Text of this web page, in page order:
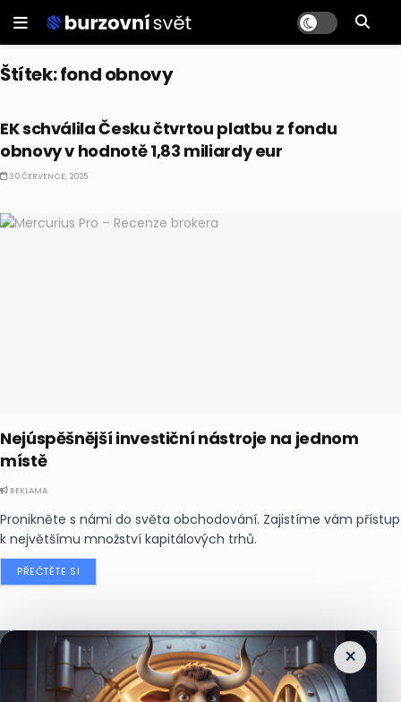
Štítek:fond obnovy
EK schválila Česku čtvrtou platbu z fondu
obnovy v hodnotě 1,83 miliardy eur
30 ČERVENCE, 2025
Nejúspěšnější investiční nástroje na jednom
místě
REKLAMA
Pronikněte s námi do světa obchodování. Zajistíme vám přístup
k největšímu množství kapitálových trhů.
PŘEČTĚTE SI
×
Nejčtenějšízprávy